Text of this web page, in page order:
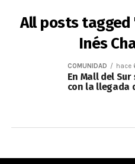
All posts tagged
Inés
COMUNIDAD hace
En Mall del
con la llegada